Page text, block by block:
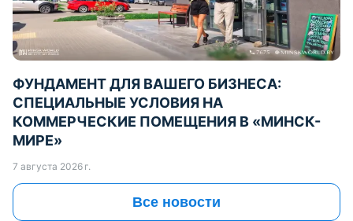
ФУНДАМЕНТ ДЛЯ ВАШЕГО БИЗНЕСА:
СПЕЦИАЛЬНЫЕ УСЛОВИЯ НА
КОММЕРЧЕСКИЕ ПОМЕЩЕНИЯ В «МИНСК-
МИРЕ»
7 августа 2026 г.
Все новости